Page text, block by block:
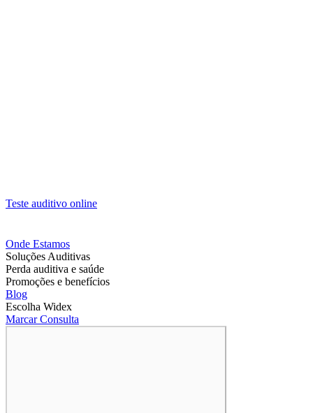
Teste auditivo online
Onde Estamos
Soluções Auditivas
Perda auditiva e saúde
Promoções e benefícios
Blog
Escolha Widex
Marcar Consulta